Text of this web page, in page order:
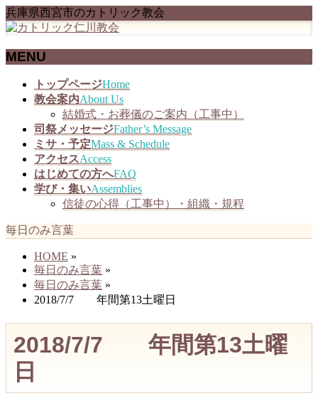
兵庫県西宮市のカトリック教会
MENU
トップページHome
教会案内About Us
結婚式・お葬儀のご案内（工事中）
司祭メッセージFather’s Message
ミサ・予定Mass & Schedule
アクセスAccess
はじめての方へFAQ
学び・集いAssemblies
信徒の心得（工事中）・組織・規程
毎日のみ言葉
HOME »
毎日のみ言葉 »
毎日のみ言葉 »
2018/7/7 年間第13土曜日
2018/7/7 年間第13土曜
日